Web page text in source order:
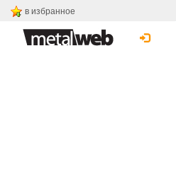
в избранное